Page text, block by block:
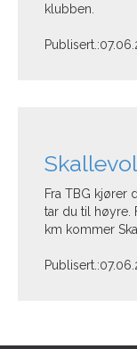
klubben.
Fra TBG kjører
tar du til høyre.
km kommer